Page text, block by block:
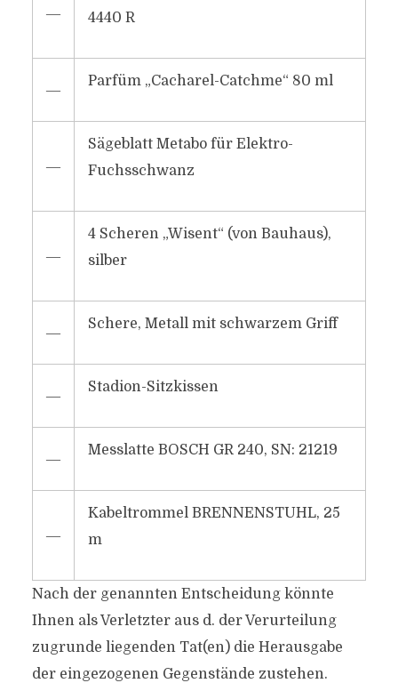
―
4440 R
―
Parfüm „Cacharel-Catchme“ 80 ml
―
Sägeblatt Metabo für Elektro-
Fuchsschwanz
―
4 Scheren „Wisent“ (von Bauhaus),
silber
―
Schere, Metall mit schwarzem Griff
―
Stadion-Sitzkissen
―
Messlatte BOSCH GR 240, SN: 21219
―
Kabeltrommel BRENNENSTUHL, 25
m
Nach der genannten Entscheidung könnte
Ihnen als Verletzter aus d. der Verurteilung
zugrunde liegenden Tat(en) die Herausgabe
der eingezogenen Gegenstände zustehen.